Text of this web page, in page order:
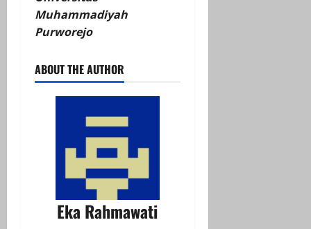
Muhammadiyah
Purworejo
ABOUT THE AUTHOR
Eka Rahmawati